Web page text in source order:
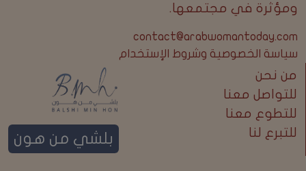
ومؤثرة في مجتمعها.
contact@arabwomantoday.com
سياسة الخصوصية وشروط الإستخدام
من نحن
للتواصل معنا
للتطوع معنا
للتبرع لنا
بلشي من هون